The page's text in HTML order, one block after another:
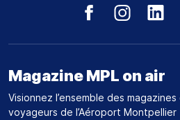
Magazine MPL on air
Visionnez l’ensemble des magazines
voyageurs de l’Aéroport Montpellier